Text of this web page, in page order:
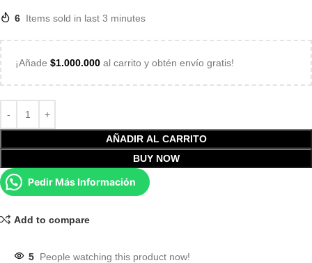
6 Items sold in last 3 minutes
¡Añade $1.000.000 al carrito y obtén envío gratis!
AÑADIR AL CARRITO
BUY NOW
Pedir Más Información
Add to compare
5 People watching this product now!